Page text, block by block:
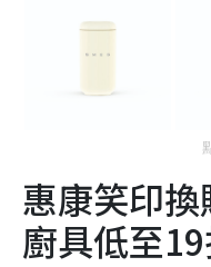
惠康笑印換
廚具低至